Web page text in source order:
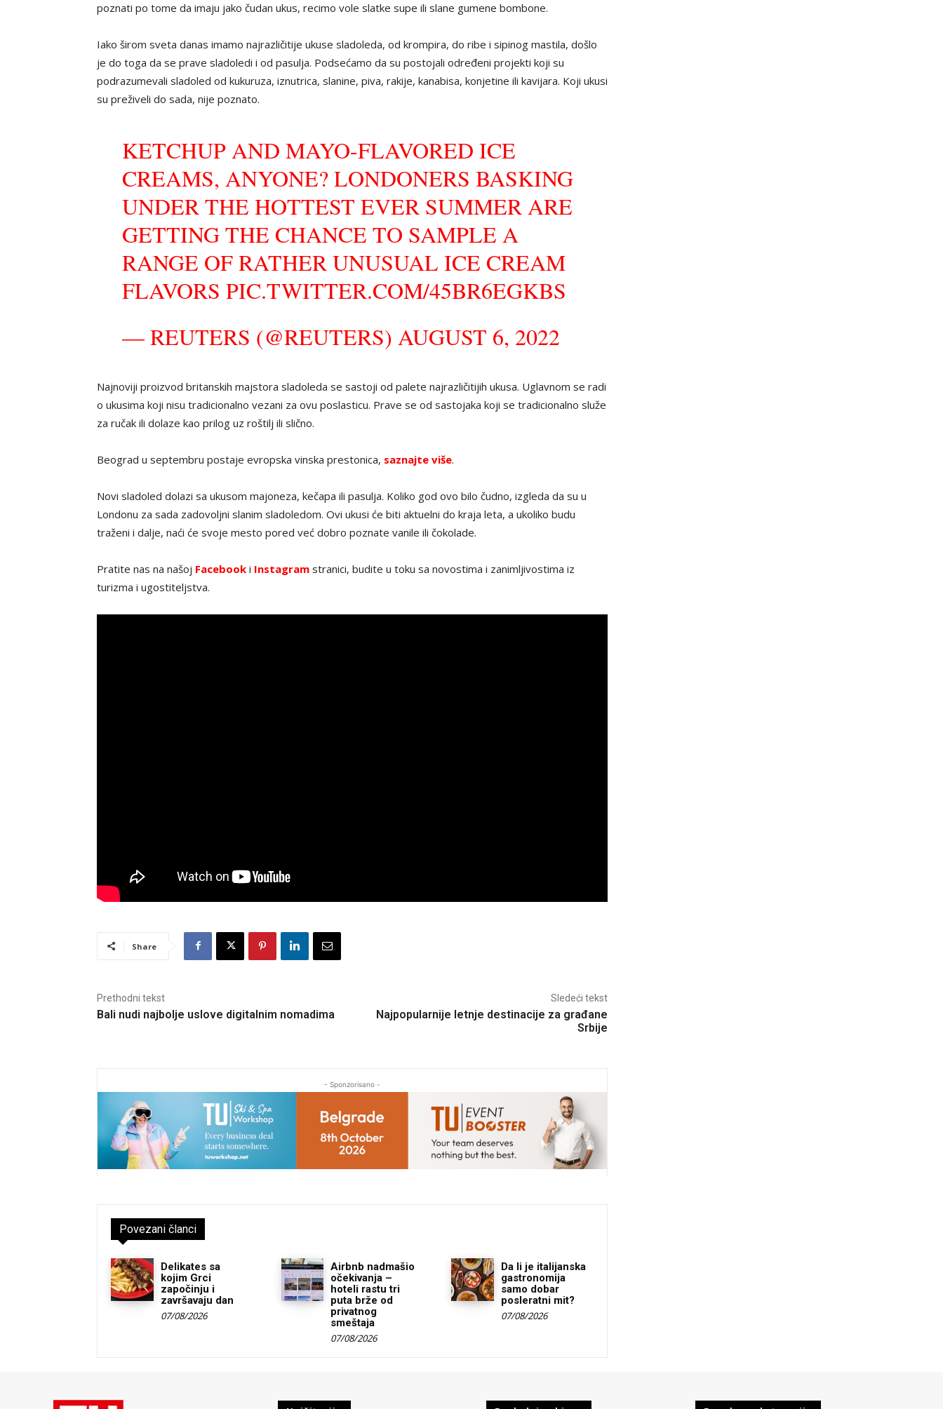
poznati po tome da imaju jako čudan ukus, recimo vole slatke supe ili slane gumene bombone.
Iako širom sveta danas imamo najrazličitije ukuse sladoleda, od krompira, do ribe i sipinog mastila, došlo
je do toga da se prave sladoledi i od pasulja. Podsećamo da su postojali određeni projekti koji su
podrazumevali sladoled od kukuruza, iznutrica, slanine, piva, rakije, kanabisa, konjetine ili kavijara. Koji ukusi
su preživeli do sada, nije poznato.
KETCHUP AND MAYO-FLAVORED ICE
CREAMS, ANYONE? LONDONERS BASKING
UNDER THE HOTTEST EVER SUMMER ARE
GETTING THE CHANCE TO SAMPLE A
RANGE OF RATHER UNUSUAL ICE CREAM
FLAVORSPIC.TWITTER.COM/45BR6EGKBS
— REUTERS (@REUTERS)AUGUST 6, 2022
Najnoviji proizvod britanskih majstora sladoleda se sastoji od palete najrazličitijih ukusa. Uglavnom se radi
o ukusima koji nisu tradicionalno vezani za ovu poslasticu. Prave se od sastojaka koji se tradicionalno služe
za ručak ili dolaze kao prilog uz roštilj ili slično.
Beograd u septembru postaje evropska vinska prestonica, saznajte više.
Novi sladoled dolazi sa ukusom majoneza, kečapa ili pasulja. Koliko god ovo bilo čudno, izgleda da su u
Londonu za sada zadovoljni slanim sladoledom. Ovi ukusi će biti aktuelni do kraja leta, a ukoliko budu
traženi i dalje, naći će svoje mesto pored već dobro poznate vanile ili čokolade.
Pratite nas na našoj Facebook i Instagram stranici, budite u toku sa novostima i zanimljivostima iz
turizma i ugostiteljstva.
Share
Prethodni tekst
Bali nudi najbolje uslove digitalnim nomadima
Sledeći tekst
Najpopularnije letnje destinacije za građane
Srbije
- Sponzorisano -
Povezani članci
Delikates sa
kojim Grci
započinju i
završavaju dan
07/08/2026
Airbnb nadmašio
očekivanja –
hoteli rastu tri
puta brže od
privatnog
smeštaja
07/08/2026
Da li je italijanska
gastronomija
samo dobar
posleratni mit?
07/08/2026